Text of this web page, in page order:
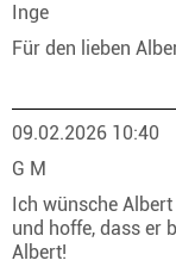
Inge
Für den lieben
09.02.2026 10:40
G M
Ich wünsche
und hoffe, dass er
Albert!